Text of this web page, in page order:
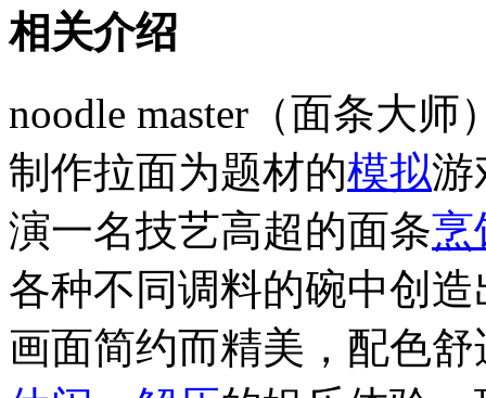
相关介绍
noodle master（面条大
制作拉面为题材的模拟游
演一名技艺高超的面条烹
各种不同调料的碗中创
画面简约而精美，配色